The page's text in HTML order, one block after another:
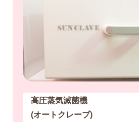
高圧蒸気滅菌機
(オートクレーブ)